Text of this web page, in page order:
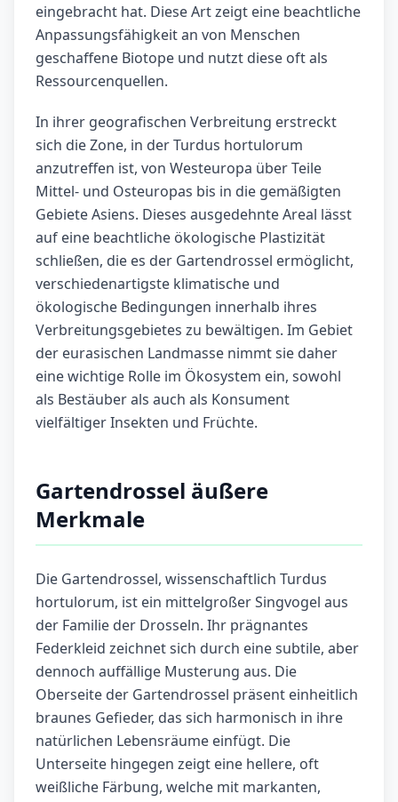
eingebracht hat. Diese Art zeigt eine beachtliche
Anpassungsfähigkeit an von Menschen
geschaffene Biotope und nutzt diese oft als
Ressourcenquellen.
In ihrer geografischen Verbreitung erstreckt
sich die Zone, in der Turdus hortulorum
anzutreffen ist, von Westeuropa über Teile
Mittel- und Osteuropas bis in die gemäßigten
Gebiete Asiens. Dieses ausgedehnte Areal lässt
auf eine beachtliche ökologische Plastizität
schließen, die es der Gartendrossel ermöglicht,
verschiedenartigste klimatische und
ökologische Bedingungen innerhalb ihres
Verbreitungsgebietes zu bewältigen. Im Gebiet
der eurasischen Landmasse nimmt sie daher
eine wichtige Rolle im Ökosystem ein, sowohl
als Bestäuber als auch als Konsument
vielfältiger Insekten und Früchte.
Gartendrossel äußere
Merkmale
Die Gartendrossel, wissenschaftlich Turdus
hortulorum, ist ein mittelgroßer Singvogel aus
der Familie der Drosseln. Ihr prägnantes
Federkleid zeichnet sich durch eine subtile, aber
dennoch auffällige Musterung aus. Die
Oberseite der Gartendrossel präsent einheitlich
braunes Gefieder, das sich harmonisch in ihre
natürlichen Lebensräume einfügt. Die
Unterseite hingegen zeigt eine hellere, oft
weißliche Färbung, welche mit markanten,